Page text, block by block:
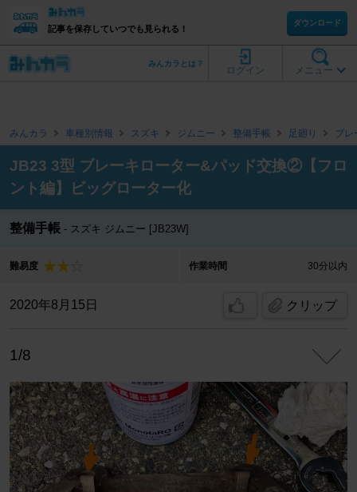
記事を保存していつでも見られる！
ダウンロード
メニュー
ログイン
みんカラとは？
みんカラ 車種別情報 スズキ ジムニー 整備手帳 足廻り ブレ
JB23 3型 ブレーキローター&パッド交換②【フロ
ント編】ビッグローター化
整備手帳 スズキ ジムニー [JB23W]
難易度 作業時間 30分以内
2020年8月15日 クリップ
1/8